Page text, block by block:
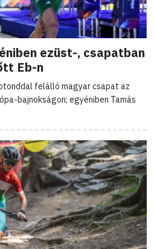
ezüst-, csapatban
Eb-n
felálló magyar csapat az
bajnokságon; egyéniben Tamás